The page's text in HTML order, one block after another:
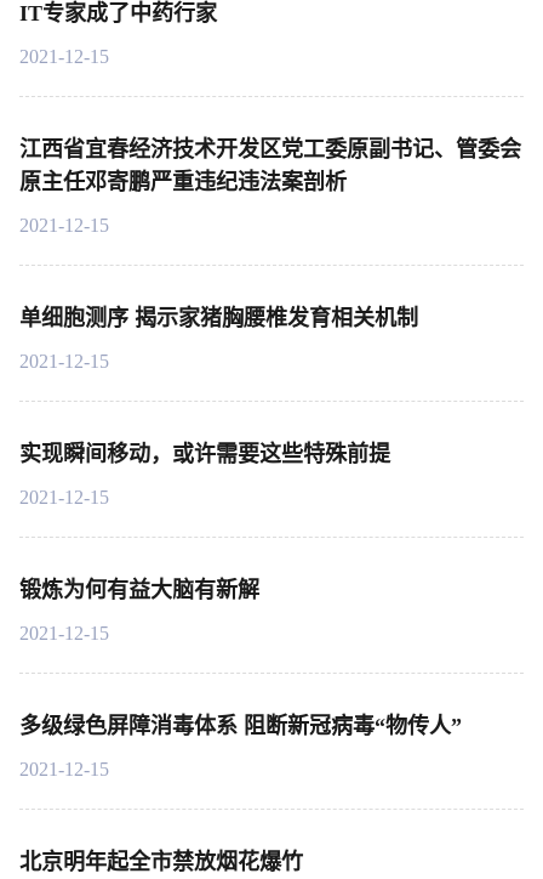
IT专家成了中药行家
2021-12-15
江西省宜春经济技术开发区党工委原副书记、管委会
原主任邓寄鹏严重违纪违法案剖析
2021-12-15
单细胞测序 揭示家猪胸腰椎发育相关机制
2021-12-15
实现瞬间移动，或许需要这些特殊前提
2021-12-15
锻炼为何有益大脑有新解
2021-12-15
多级绿色屏障消毒体系 阻断新冠病毒“物传人”
2021-12-15
北京明年起全市禁放烟花爆竹